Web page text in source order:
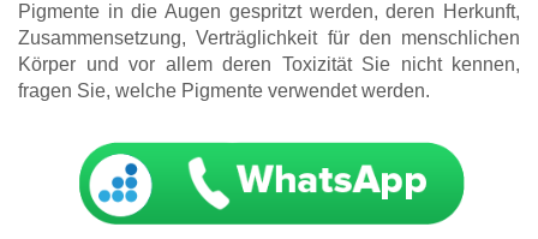
Pigmente in die Augen gespritzt werden, deren Herkunft,
Zusammensetzung, Verträglichkeit für den menschlichen
Körper und vor allem deren Toxizität Sie nicht kennen,
fragen Sie, welche Pigmente verwendet werden.